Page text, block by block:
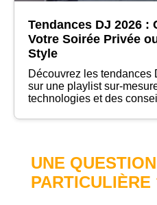
Tendances DJ 2026 :
Votre Soirée Privée
Style
Découvrez les tendances
sur une playlist sur-
technologies et des
UNE QUESTION
PARTICULIÈRE